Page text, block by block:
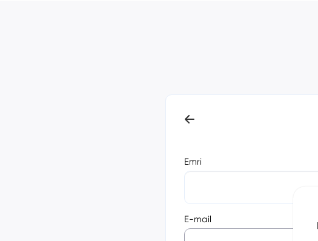
Emri
E-mail